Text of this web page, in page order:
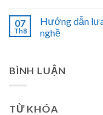
07
Th8
Hướng dẫn
nghề
BÌNH LUẬN
TỪ KHÓA